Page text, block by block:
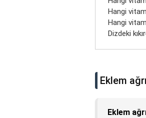
Hangi
Hangi
Dizdeki
Eklem
Eklem